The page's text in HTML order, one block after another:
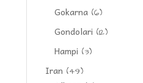
Gokarna (6)
Gondolari (12)
Hampi (3)
Iran (49)